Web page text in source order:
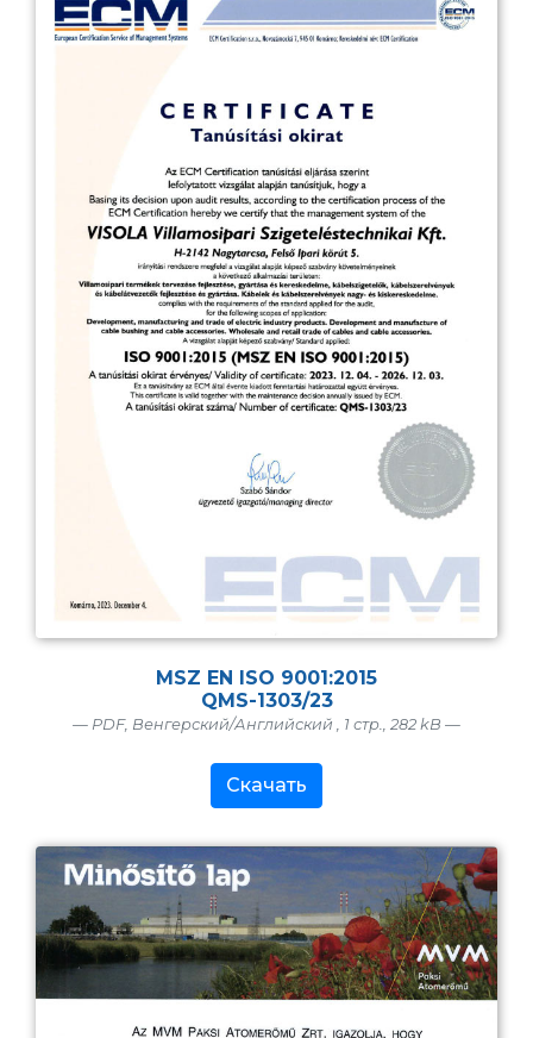
MSZ EN ISO 9001:2015
QMS-1303/23
— PDF, Венгерский/Английский , 1 стр., 282 kB —
Скачать